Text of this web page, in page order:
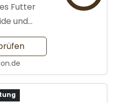
Futter
und